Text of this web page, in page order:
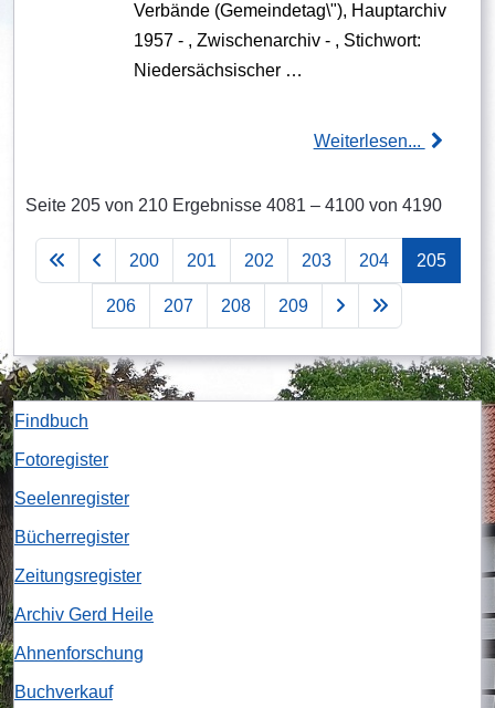
Verbände (Gemeindetag\"), Hauptarchiv
1957 - , Zwischenarchiv - , Stichwort:
Niedersächsischer …
Weiterlesen...
Seite 205 von 210 Ergebnisse 4081 – 4100 von 4190
200 201 202 203 204 205
206 207 208 209
Findbuch
Fotoregister
Seelenregister
Bücherregister
Zeitungsregister
Archiv Gerd Heile
Ahnenforschung
Buchverkauf